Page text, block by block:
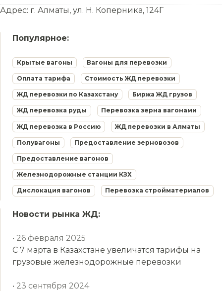
Адрес: г. Алматы, ул. Н. Коперника, 124Г
Популярное:
Крытые вагоны Вагоны для перевозки
Оплата тарифа Стоимость ЖД перевозки
ЖД перевозки по Казахстану Биржа ЖД грузов
ЖД перевозка руды Перевозка зерна вагонами
ЖД перевозка в Россию ЖД перевозки в Алматы
Полувагоны Предоставление зерновозов
Предоставление вагонов
Железнодорожные станции КЗХ
Дислокация вагонов Перевозка стройматериалов
Новости рынка ЖД:
• 26 февраля 2025
С 7 марта в Казахстане увеличатся тарифы на
грузовые железнодорожные перевозки
• 23 сентября 2024